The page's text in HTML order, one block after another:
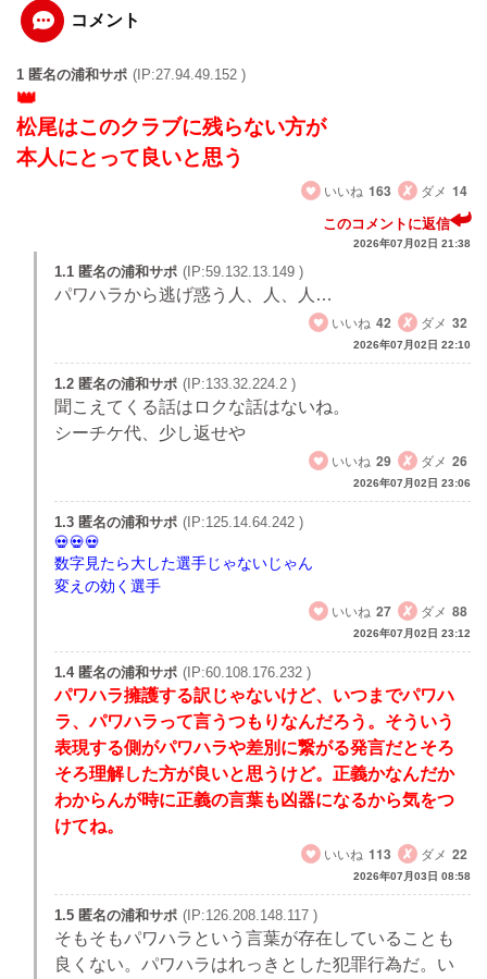
コメント
1 匿名の浦和サポ (IP:27.94.49.152 )
松尾はこのクラブに残らない方が
本人にとって良いと思う
いいね 163 ダメ 14
このコメントに返信
2026年07月02日 21:38
1.1 匿名の浦和サポ (IP:59.132.13.149 )
パワハラから逃げ惑う人、人、人…
いいね 42 ダメ 32
2026年07月02日 22:10
1.2 匿名の浦和サポ (IP:133.32.224.2 )
聞こえてくる話はロクな話はないね。
シーチケ代、少し返せや
いいね 29 ダメ 26
2026年07月02日 23:06
1.3 匿名の浦和サポ (IP:125.14.64.242 )
数字見たら大した選手じゃないじゃん
変えの効く選手
いいね 27 ダメ 88
2026年07月02日 23:12
1.4 匿名の浦和サポ (IP:60.108.176.232 )
パワハラ擁護する訳じゃないけど、いつまでパワハ
ラ、パワハラって言うつもりなんだろう。そういう
表現する側がパワハラや差別に繋がる発言だとそろ
そろ理解した方が良いと思うけど。正義かなんだか
わからんが時に正義の言葉も凶器になるから気をつ
けてね。
いいね 113 ダメ 22
2026年07月03日 08:58
1.5 匿名の浦和サポ (IP:126.208.148.117 )
そもそもパワハラという言葉が存在していることも
良くない。パワハラはれっきとした犯罪行為だ。い